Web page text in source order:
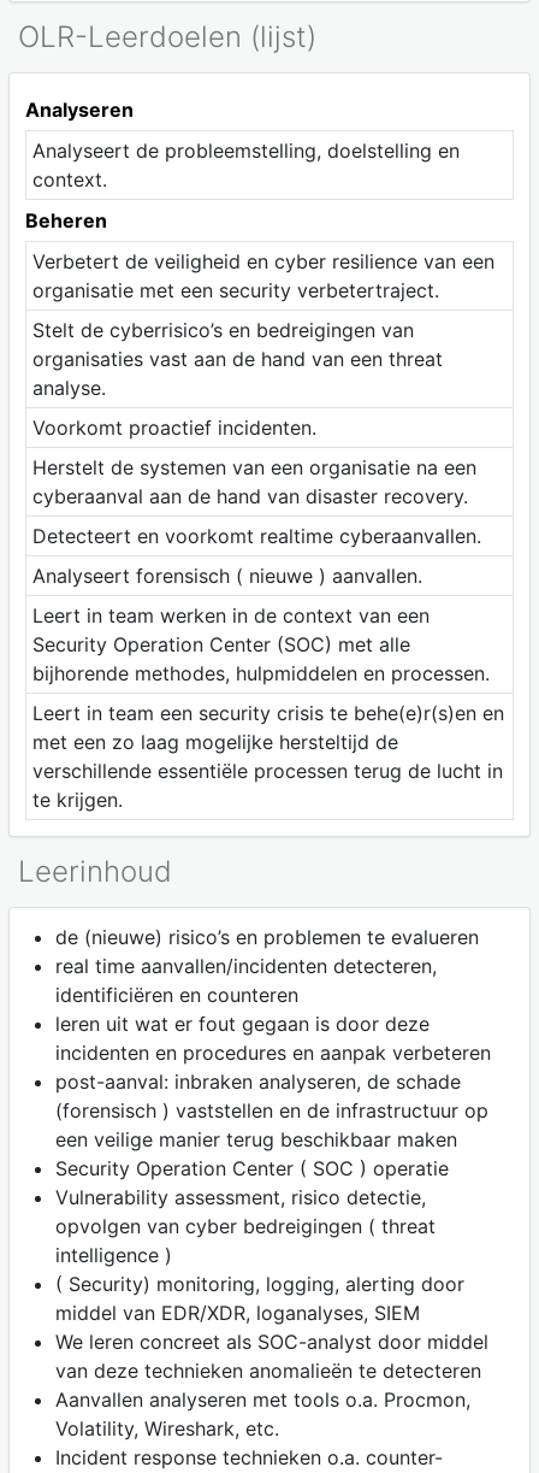
OLR-Leerdoelen (lijst)
Analyseren
Analyseert de probleemstelling, doelstelling en
context.
Beheren
Verbetert de veiligheid en cyber resilience van een
organisatie met een security verbetertraject.
Stelt de cyberrisico’s en bedreigingen van
organisaties vast aan de hand van een threat
analyse.
Voorkomt proactief incidenten.
Herstelt de systemen van een organisatie na een
cyberaanval aan de hand van disaster recovery.
Detecteert en voorkomt realtime cyberaanvallen.
Analyseert forensisch ( nieuwe ) aanvallen.
Leert in team werken in de context van een
Security Operation Center (SOC) met alle
bijhorende methodes, hulpmiddelen en processen.
Leert in team een security crisis te behe(e)r(s)en en
met een zo laag mogelijke hersteltijd de
verschillende essentiële processen terug de lucht in
te krijgen.
Leerinhoud
de (nieuwe) risico’s en problemen te evalueren
real time aanvallen/incidenten detecteren,
identificiëren en counteren
leren uit wat er fout gegaan is door deze
incidenten en procedures en aanpak verbeteren
post-aanval: inbraken analyseren, de schade
(forensisch ) vaststellen en de infrastructuur op
een veilige manier terug beschikbaar maken
Security Operation Center ( SOC ) operatie
Vulnerability assessment, risico detectie,
opvolgen van cyber bedreigingen ( threat
intelligence )
( Security) monitoring, logging, alerting door
middel van EDR/XDR, loganalyses, SIEM
We leren concreet als SOC-analyst door middel
van deze technieken anomalieën te detecteren
Aanvallen analyseren met tools o.a. Procmon,
Volatility, Wireshark, etc.
Incident response technieken o.a. counter-